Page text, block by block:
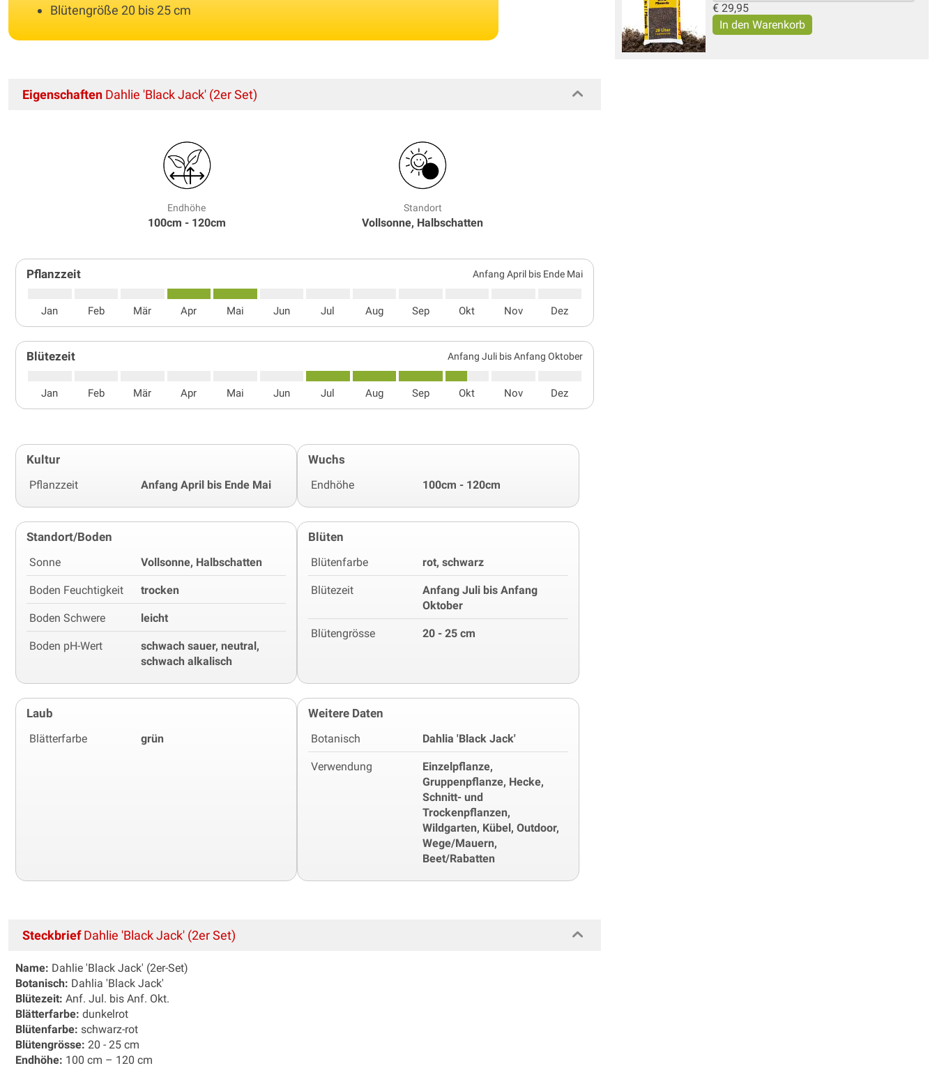
Blütengröße 20 bis 25 cm
€ 29,95
Eigenschaften Dahlie 'Black Jack' (2er Set)
Endhöhe
100cm - 120cm
Standort
Vollsonne, Halbschatten
Pflanzzeit Anfang April bis Ende Mai
Jan Feb Mär Apr Mai Jun Jul Aug Sep Okt Nov Dez
Blütezeit Anfang Juli bis Anfang Oktober
Jan Feb Mär Apr Mai Jun Jul Aug Sep Okt Nov Dez
Kultur
Pflanzzeit Anfang April bis Ende Mai
Wuchs
Endhöhe 100cm - 120cm
Standort/Boden
Sonne Vollsonne, Halbschatten
Boden Feuchtigkeit trocken
Boden Schwere leicht
Boden pH-Wert
schwach sauer, neutral,
schwach alkalisch
Blüten
Blütenfarbe rot, schwarz
Blütezeit
Anfang Juli bis Anfang
Oktober
Blütengrösse 20 - 25 cm
Laub
Blätterfarbe grün
Weitere Daten
Botanisch Dahlia 'Black Jack'
Verwendung
Einzelpflanze,
Gruppenpflanze, Hecke,
Schnitt- und
Trockenpflanzen,
Wildgarten, Kübel, Outdoor,
Wege/Mauern,
Beet/Rabatten
SteckbriefDahlie 'Black Jack' (2er Set)
Name: Dahlie 'Black Jack' (2er-Set)
Botanisch: Dahlia 'Black Jack'
Blütezeit: Anf. Jul. bis Anf. Okt.
Blätterfarbe: dunkelrot
Blütenfarbe: schwarz-rot
Blütengrösse: 20 - 25 cm
Endhöhe: 100 cm – 120 cm